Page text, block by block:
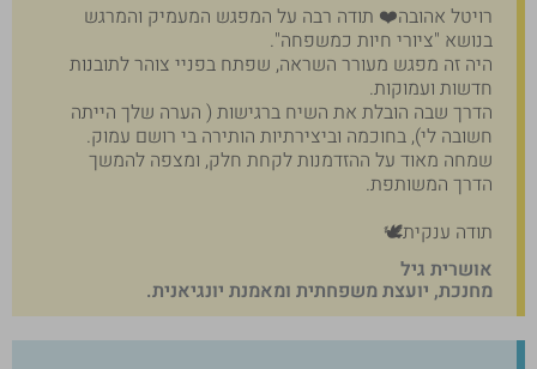
רויטל אהובה❤️ תודה רבה על המפגש המעמיק והמרגש
בנושא "ציורי חיות כמשפחה".
היה זה מפגש מעורר השראה, שפתח בפניי צוהר לתובנות
חדשות ועמוקות.
הדרך שבה הובלת את השיח ברגישות ( הערה שלך הייתה
חשובה לי), בחוכמה וביצירתיות הותירה בי רושם עמוק.
שמחה מאוד על ההזדמנות לקחת חלק, ומצפה להמשך
הדרך המשותפת.
תודה ענקית🕊️
אושרית גיל
מחנכת, יועצת משפחתית ומאמנת יונגיאנית.